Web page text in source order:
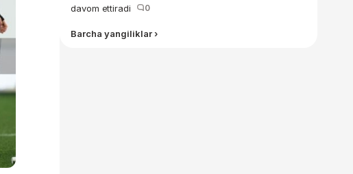
davom ettiradi
0
Barcha yangiliklar ›